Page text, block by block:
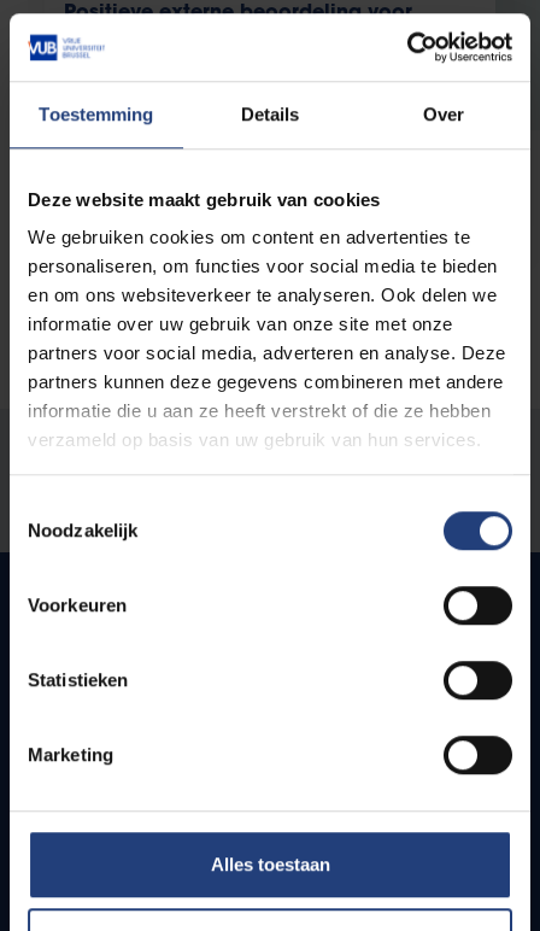
Toestemming Details Over
Deze website maakt gebruik van cookies
We gebruiken cookies om content en advertenties te
personaliseren, om functies voor social media te bieden
en om ons websiteverkeer te analyseren. Ook delen we
informatie over uw gebruik van onze site met onze
partners voor social media, adverteren en analyse. Deze
partners kunnen deze gegevens combineren met andere
informatie die u aan ze heeft verstrekt of die ze hebben
verzameld op basis van uw gebruik van hun services.
Noodzakelijk
Voorkeuren
Statistieken
Marketing
Alles toestaan
Positieve externe beoordeling voor
educatieve masters aan alle Vlaamse
universiteiten
bevordering van onderwijskwaliteit
Stond er een fout op deze pagina?
Lesroosters
Onderzoeksgroepen
Campusfaciliteiten